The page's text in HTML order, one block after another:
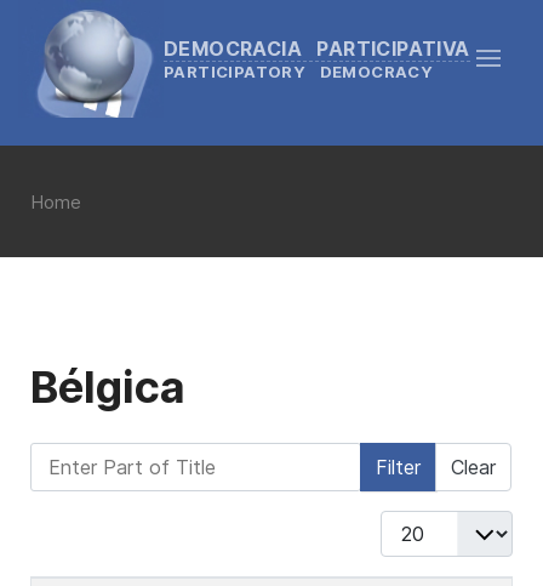
DEMOCRACIA PARTICIPATIVA
PARTICIPATORY DEMOCRACY
Home
Bélgica
Enter Part of Title Filter Clear
Display #